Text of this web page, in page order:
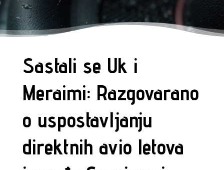
Sastali se Uk i
Meraimi: Razgovarano
o uspostavljanju
direktnih avio letova